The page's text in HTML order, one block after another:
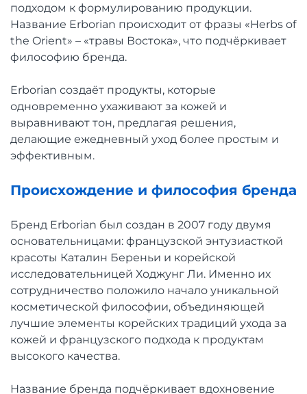
подходом к формулированию продукции.
Название Erborian происходит от фразы «Herbs of
the Orient» – «травы Востока», что подчёркивает
философию бренда.
Erborian создаёт продукты, которые
одновременно ухаживают за кожей и
выравнивают тон, предлагая решения,
делающие ежедневный уход более простым и
эффективным.
Происхождение и философия бренда
Бренд Erborian был создан в 2007 году двумя
основательницами: французской энтузиасткой
красоты Каталин Береньи и корейской
исследовательницей Ходжунг Ли. Именно их
сотрудничество положило начало уникальной
косметической философии, объединяющей
лучшие элементы корейских традиций ухода за
кожей и французского подхода к продуктам
высокого качества.
Название бренда подчёркивает вдохновение